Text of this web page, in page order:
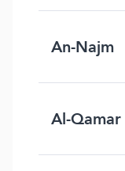
An-Najm
Al-Qamar